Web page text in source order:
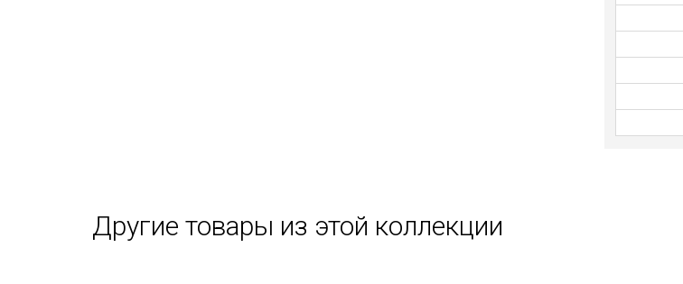
Другие товары из этой коллекции